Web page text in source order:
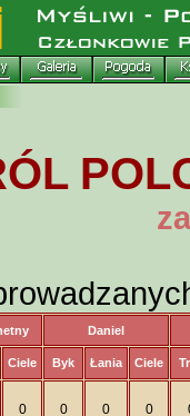
Daniel
Ciele Byk Łania Ciele
0 0 0 0